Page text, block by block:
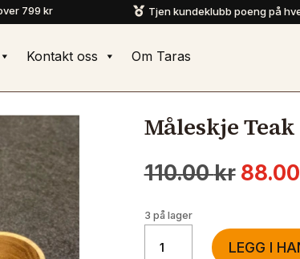
799 kr  Tjen kundeklubb poeng på
Kontakt oss Om Taras
Måleskje
110.00kr 88.00
3 på lager
Teak
LEGG I